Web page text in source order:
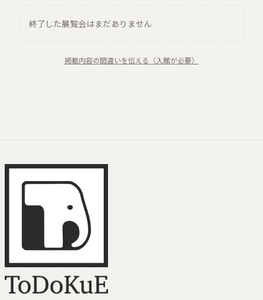
終了した展覧会はまだありません
掲載内容の間違いを伝える（入館が必要）